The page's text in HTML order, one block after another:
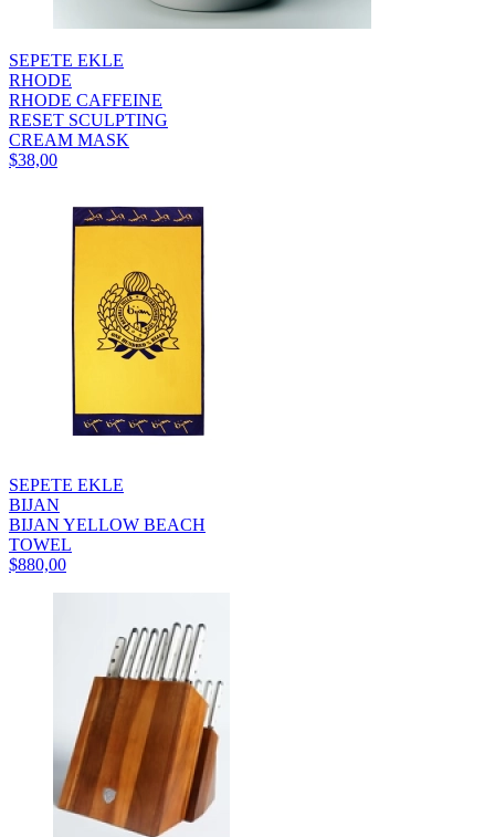
SEPETE EKLE
RHODE
RHODE CAFFEINE
RESET SCULPTING
CREAM MASK
$38,00
SEPETE EKLE
BIJAN
BIJAN YELLOW BEACH
TOWEL
$880,00